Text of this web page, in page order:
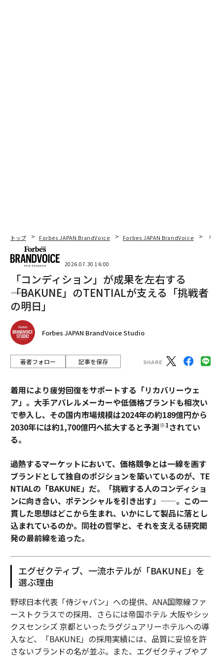
トップ Forbes JAPAN BrandVoice Forbes JAPAN BrandVoice 「
2026.07.30 16:00
「コンディション」が成果を左右する
――「BAKUNE」のTENTIALが支える「挑戦者
の明日」
Forbes JAPAN BrandVoice Studio
著者フォロー 記事を保存
着用により疲労回復をサポートする「リカバリーウェ
ア」。大手アパレルメーカーや低価格ブランドも相次い
で参入し、その国内市場規模は2024年の約189億円から
2030年には約1,700億円へ拡大すると予測※1されてい
る。
過熱するマーケットにおいて、価格競争とは一線を画す
ブランドとして独自のポジションを築いているのが、TE
NTIALの「BAKUNE」だ。「挑戦する人のコンディショ
ンに向き合い、ポテンシャルを引き出す」——。この一
貫した思想はどこから生まれ、いかにして製品に落とし
込まれているのか。同社の哲学と、それを支える研究開
発の最前線を追った。
エグゼクティブ、一流ホテルが「BAKUNE」を
選ぶ理由
野球日本代表「侍ジャパン」への提供、ANA国際線ファ
ーストクラスでの採用、さらには帝国ホテル 大阪やシッ
クスセンシズ 京都といったラグジュアリーホテルへの導
入など、「BAKUNE」の採用実績には、品質に妥協を許
さないブランドの名が並ぶ。また、エグゼクティブやプ